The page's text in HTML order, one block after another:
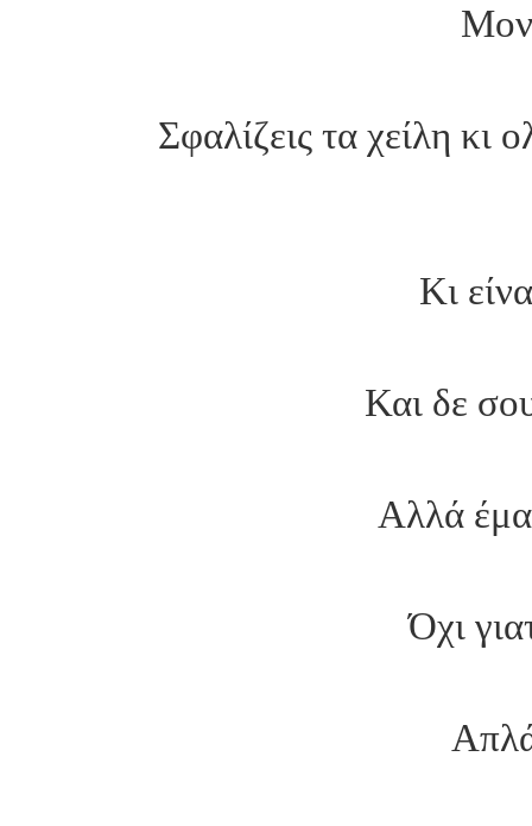
Σφαλίζεις τα χείλη κι
Κι
Και δε
Αλλά
Όχι
Απλά